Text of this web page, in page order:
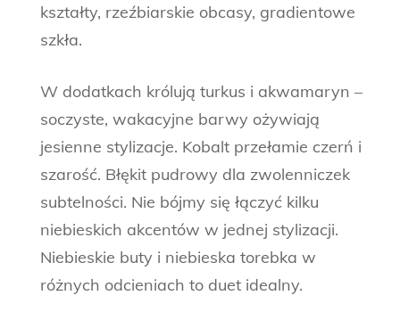
kształty, rzeźbiarskie obcasy, gradientowe
szkła.
W dodatkach królują turkus i akwamaryn –
soczyste, wakacyjne barwy ożywiają
jesienne stylizacje. Kobalt przełamie czerń i
szarość. Błękit pudrowy dla zwolenniczek
subtelności. Nie bójmy się łączyć kilku
niebieskich akcentów w jednej stylizacji.
Niebieskie buty i niebieska torebka w
różnych odcieniach to duet idealny.